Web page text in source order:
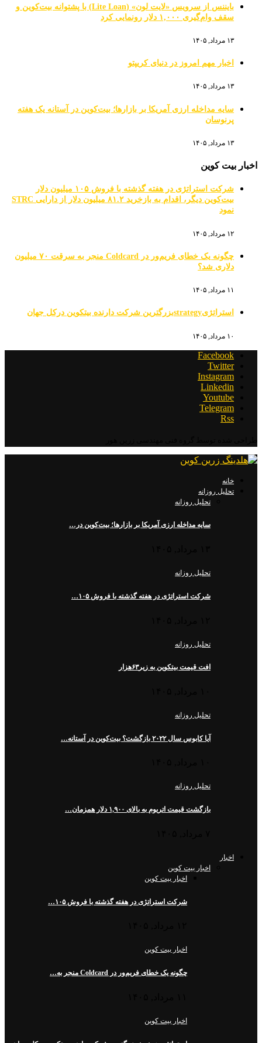
بایننس از سرویس «لایت لون» (Lite Loan) با پشتوانه بیت‌کوین و
سقف وام‌گیری ۱,۰۰۰ دلار رونمایی کرد
۱۳ مرداد, ۱۴۰۵
اخبار مهم امروز در دنیای کریپتو
۱۳ مرداد, ۱۴۰۵
سایه مداخله ارزی آمریکا بر بازارها؛ بیت‌کوین در آستانه یک هفته
پرنوسان
۱۳ مرداد, ۱۴۰۵
اخبار بیت کوین
شرکت استراتژی در هفته گذشته با فروش ۱۰۵ میلیون دلار
بیت‌کوین دیگر، اقدام به بازخرید ۸۱.۲ میلیون دلار از دارایی STRC
نمود
۱۲ مرداد, ۱۴۰۵
چگونه یک خطای فریم‌ور در Coldcard منجر به سرقت ۷۰ میلیون
دلاری شد؟
۱۱ مرداد, ۱۴۰۵
استراتژیstrategyبزرگترین شرکت دارنده بیتکوین درکل جهان
۱۰ مرداد, ۱۴۰۵
Facebook
Twitter
Instagram
Linkedin
Youtube
Telegram
Rss
خانه
تحلیل روزانه
تحلیل روزانه
سایه مداخله ارزی آمریکا بر بازارها؛ بیت‌کوین در…
تحلیل روزانه
شرکت استراتژی در هفته گذشته با فروش ۱۰۵…
تحلیل روزانه
افت قیمت بیتکوین به زیر۶۳هزار
تحلیل روزانه
آیا کابوس سال ۲۰۲۲ بازگشت؟ بیت‌کوین در آستانه…
تحلیل روزانه
بازگشت قیمت اتریوم به بالای ۱,۹۰۰ دلار همزمان…
اخبار
اخبار بیت کوین
اخبار بیت کوین
شرکت استراتژی در هفته گذشته با فروش ۱۰۵…
اخبار بیت کوین
چگونه یک خطای فریم‌ور در Coldcard منجر به…
اخبار بیت کوین